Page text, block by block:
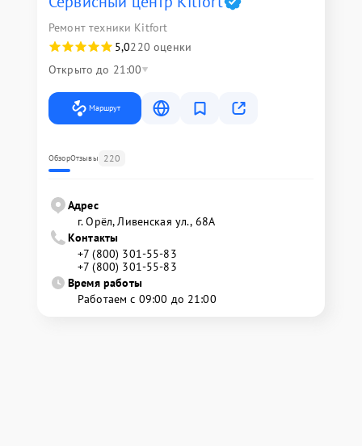
Ремонт техники Kitfort
5,0220 оценки
Открыто до 21:00
Маршрут
ОбзорОтзывы 220
Адрес
г. Орёл, Ливенская ул., 68А
Контакты
+7 (800) 301-55-83
+7 (800) 301-55-83
Время работы
Работаем с 09:00 до 21:00